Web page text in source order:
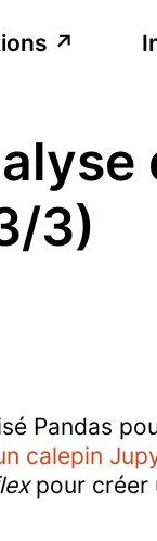
3)
Pandas
calepin
pour créer